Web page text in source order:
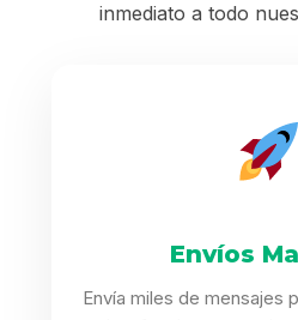
inmediato a todo
Envíos
Envía miles de mensajes